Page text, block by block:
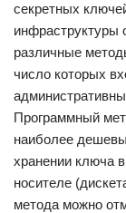
секретных
различные
число которых
Программный
наиболее
хранении ключа
носителе
метода можно